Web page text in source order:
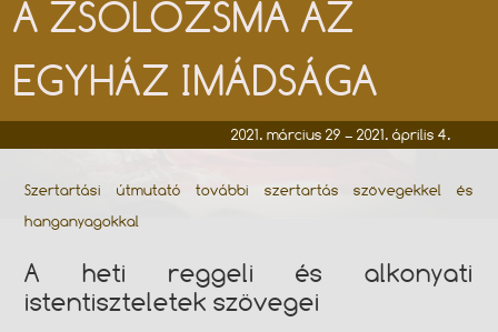
A ZSOLOZSMA AZ
EGYHÁZ IMÁDSÁGA
2021. március 29 – 2021. április 4.
Szertartási útmutató további szertartás szövegekkel és
hanganyagokkal
A heti reggeli és alkonyati
istentiszteletek szövegei